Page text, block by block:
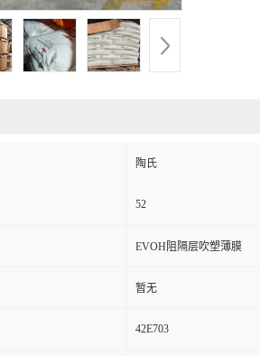
陶氏
52
EVOH阻隔层吹塑薄膜
暂无
42E703